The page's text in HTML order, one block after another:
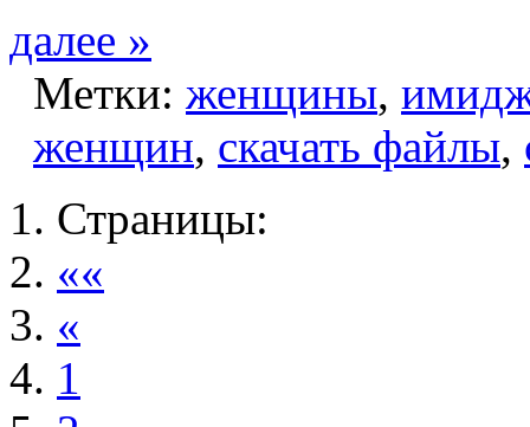
далее »
Метки: женщины,
женщин, скачать файлы,
Страницы:
««
«
1